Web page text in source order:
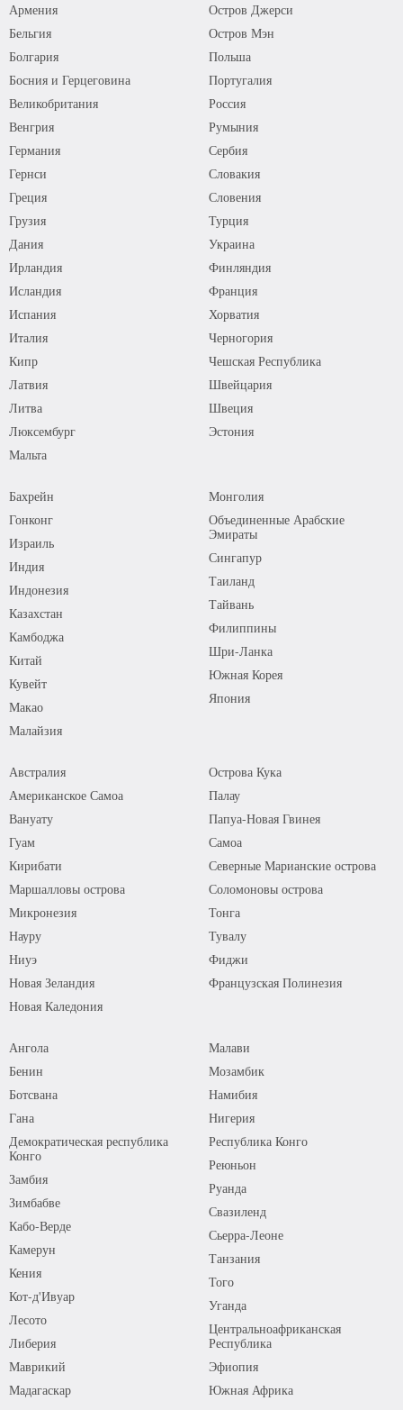
Армения
Бельгия
Болгария
Босния и Герцеговина
Великобритания
Венгрия
Германия
Гернси
Греция
Грузия
Дания
Ирландия
Исландия
Испания
Италия
Кипр
Латвия
Литва
Люксембург
Мальта
Остров Джерси
Остров Мэн
Польша
Португалия
Россия
Румыния
Сербия
Словакия
Словения
Турция
Украина
Финляндия
Франция
Хорватия
Черногория
Чешская Республика
Швейцария
Швеция
Эстония
Бахрейн
Гонконг
Израиль
Индия
Индонезия
Казахстан
Камбоджа
Китай
Кувейт
Макао
Малайзия
Монголия
Объединенные Арабские
Эмираты
Сингапур
Таиланд
Тайвань
Филиппины
Шри-Ланка
Южная Корея
Япония
Австралия
Американское Самоа
Вануату
Гуам
Кирибати
Маршалловы острова
Микронезия
Науру
Ниуэ
Новая Зеландия
Новая Каледония
Острова Кука
Палау
Папуа-Новая Гвинея
Самоа
Северные Марианские острова
Соломоновы острова
Тонга
Тувалу
Фиджи
Французская Полинезия
Ангола
Бенин
Ботсвана
Гана
Демократическая республика
Конго
Замбия
Зимбабве
Кабо-Верде
Камерун
Кения
Кот-д'Ивуар
Лесото
Либерия
Маврикий
Мадагаскар
Малави
Мозамбик
Намибия
Нигерия
Республика Конго
Реюньон
Руанда
Свазиленд
Сьерра-Леоне
Танзания
Того
Уганда
Центральноафриканская
Республика
Эфиопия
Южная Африка